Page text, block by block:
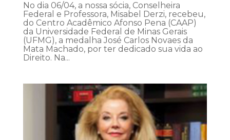
No dia 06/04, a nossa sócia, Conselheira
Federal e Professora, Misabel Derzi, recebeu,
do Centro Acadêmico Afonso Pena (CAAP)
da Universidade Federal de Minas Gerais
(UFMG), a medalha José Carlos Novaes da
Mata Machado, por ter dedicado sua vida ao
Direito. Na...